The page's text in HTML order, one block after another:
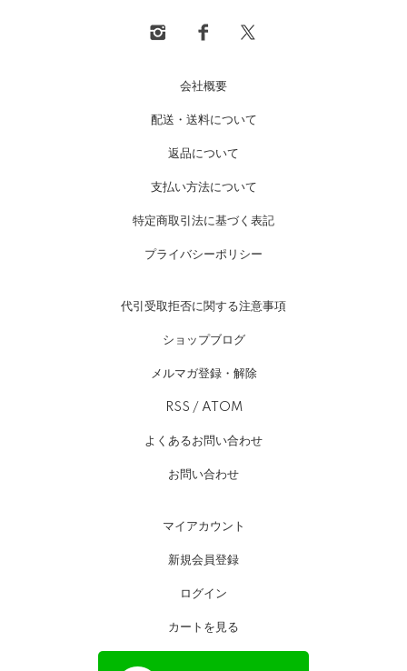
会社概要
配送・送料について
返品について
支払い方法について
特定商取引法に基づく表記
プライバシーポリシー
代引受取拒否に関する注意事項
ショップブログ
メルマガ登録・解除
RSS / ATOM
よくあるお問い合わせ
お問い合わせ
マイアカウント
新規会員登録
ログイン
カートを見る